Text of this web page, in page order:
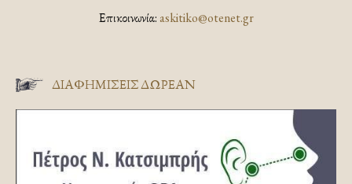
Επικοινωνία:askitiko@otenet.gr
ΔΙΑΦΗΜΊΣΕΙΣ ΔΩΡΕΆΝ